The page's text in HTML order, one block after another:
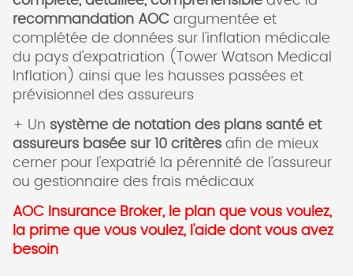
recommandation AOCargumentée et
complétée de données sur l'inflation médicale
du pays d'expatriation (Tower Watson Medical
Inflation) ainsi que les hausses passées et
prévisionnel des assureurs
+ Un système de notation des plans santé et
assureurs basée sur 10 critères afin de mieux
cerner pour l'expatrié la pérennité de l'assureur
ou gestionnaire des frais médicaux
AOC Insurance Broker, le plan que vous voulez,
la prime que vous voulez, l'aide dont vous avez
besoin